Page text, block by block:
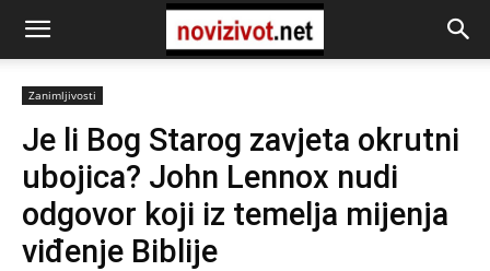
Zanimljivosti
Je li Bog Starog zavjeta okrutni
ubojica? John Lennox nudi
odgovor koji iz temelja mijenja
viđenje Biblije